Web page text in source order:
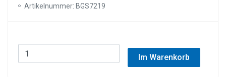
Artikelnummer: BGS7219
Im Warenkorb